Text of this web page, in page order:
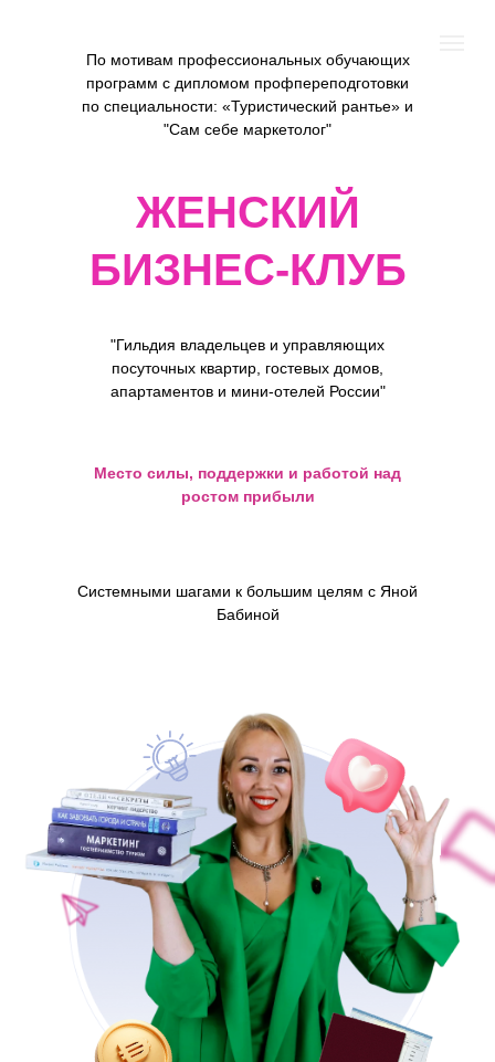
Системными шагами к большим целям с Яной
Бабиной
Место силы, поддержки и работой над
ростом прибыли
По мотивам профессиональных обучающих
программ с дипломом профпереподготовки
по специальности: «Туристический рантье» и
"Сам себе маркетолог"
"Гильдия владельцев и управляющих
посуточных квартир, гостевых домов,
апартаментов и мини-отелей России"
ЖЕНСКИЙ
БИЗНЕС-КЛУБ